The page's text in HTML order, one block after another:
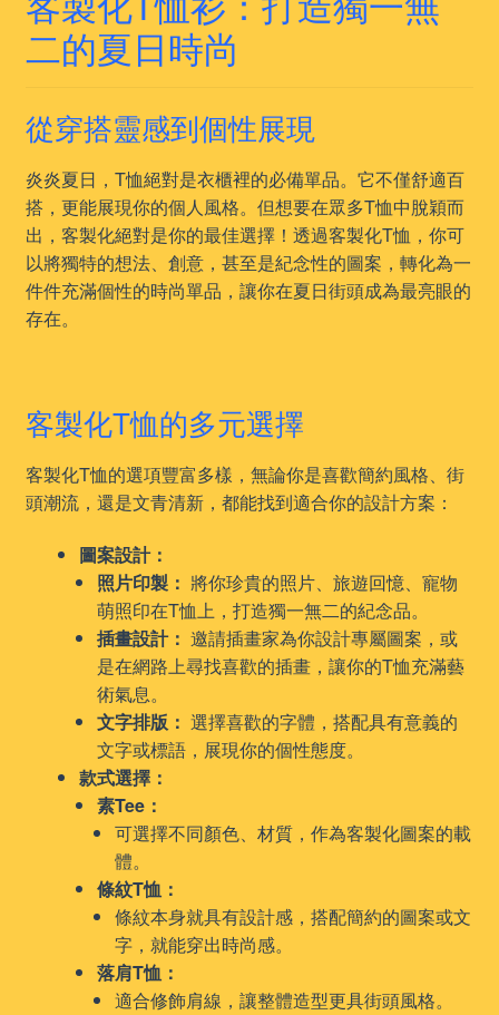
二的夏日時尚
從穿搭靈感到個性展現
炎炎夏日，T恤絕對是衣櫃裡的必備單品。它不僅舒適百
搭，更能展現你的個人風格。但想要在眾多T恤中脫穎而
出，客製化絕對是你的最佳選擇！透過客製化T恤，你可
以將獨特的想法、創意，甚至是紀念性的圖案，轉化為一
件件充滿個性的時尚單品，讓你在夏日街頭成為最亮眼的
存在。
客製化T恤的多元選擇
客製化T恤的選項豐富多樣，無論你是喜歡簡約風格、街
頭潮流，還是文青清新，都能找到適合你的設計方案：
圖案設計：
照片印製： 將你珍貴的照片、旅遊回憶、寵物
萌照印在T恤上，打造獨一無二的紀念品。
插畫設計： 邀請插畫家為你設計專屬圖案，或
是在網路上尋找喜歡的插畫，讓你的T恤充滿藝
術氣息。
文字排版： 選擇喜歡的字體，搭配具有意義的
文字或標語，展現你的個性態度。
款式選擇：
素Tee：
可選擇不同顏色、材質，作為客製化圖案的載
體。
條紋T恤：
條紋本身就具有設計感，搭配簡約的圖案或文
字，就能穿出時尚感。
落肩T恤：
適合修飾肩線，讓整體造型更具街頭風格。